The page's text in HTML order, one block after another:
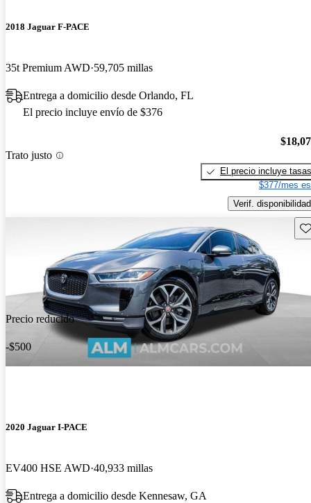
2018 Jaguar F-PACE
35t Premium AWD 59,705 millas
Entrega a domicilio desde Orlando, FL
El precio incluye envío de $376
Trato justo
El precio incluye tasas
$377/mes
Verif. disponibilidad
Precio reducido
-$500
2020 Jaguar I-PACE
EV400 HSE AWD 40,933 millas
Entrega a domicilio desde Kennesaw, GA